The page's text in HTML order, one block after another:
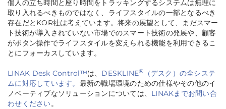
個人の立ち時間と座り時間をトラッキングするシステムは無理に
取り入れるべきものではなく、ライフスタイルの一部となるべき
存在だとKOR社は考えています。将来の展望として、まだスマー
ト技術が導入されていない市場でのスマート技術の発展や、顧客
がボタン操作でライフスタイルを変えられる機能を利用できるこ
とにフォーカスしています。
LINAK Desk Control™は、 DESKLINE®
（デスク）の全システ
ムに対応しています。 最新の職場環境のための仕様やその他のイ
ノベーティブなソリューションについては、 LINAKまでお問い合
わせください。